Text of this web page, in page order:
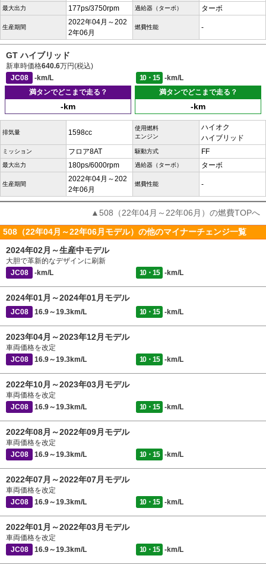
最大出力 177ps/3750rpm 過給器（ターボ） ターボ
生産期間
2022年04月～202
2年06月
燃費性能 -
GT ハイブリッド
新車時価格640.6万円(税込)
JC08
-km/L 10・15
-km/L
満タンでどこまで走る？
-km
満タンでどこまで走る？
-km
排気量 1598cc
使用燃料
エンジン
ハイオク
ハイブリッド
ミッション フロア8AT 駆動方式 FF
最大出力 180ps/6000rpm 過給器（ターボ） ターボ
生産期間
2022年04月～202
2年06月
燃費性能 -
▲508（22年04月～22年06月）の燃費TOPへ
508（22年04月～22年06月モデル）の他のマイナーチェンジ一覧
2024年02月～生産中モデル
大胆で革新的なデザインに刷新
JC08
-km/L 10・15 -km/L
2024年01月～2024年01月モデル
JC08 16.9～19.3km/L 10・15 -km/L
2023年04月～2023年12月モデル
車両価格を改定
JC08
16.9～19.3km/L 10・15 -km/L
2022年10月～2023年03月モデル
車両価格を改定
JC08
16.9～19.3km/L 10・15 -km/L
2022年08月～2022年09月モデル
車両価格を改定
JC08
16.9～19.3km/L 10・15 -km/L
2022年07月～2022年07月モデル
車両価格を改定
JC08
16.9～19.3km/L 10・15 -km/L
2022年01月～2022年03月モデル
車両価格を改定
JC08
16.9～19.3km/L 10・15 -km/L